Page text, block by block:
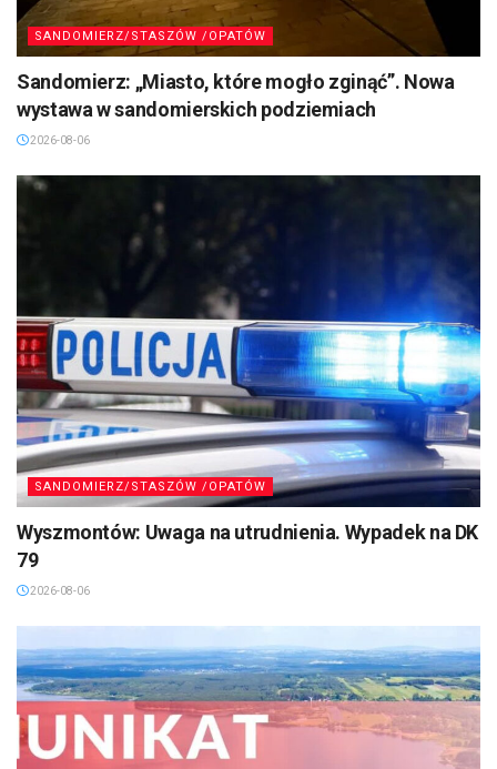
SANDOMIERZ/STASZÓW /OPATÓW
Sandomierz: „Miasto, które mogło zginąć”. Nowa
wystawa w sandomierskich podziemiach
2026-08-06
SANDOMIERZ/STASZÓW /OPATÓW
Wyszmontów: Uwaga na utrudnienia. Wypadek na DK
79
2026-08-06